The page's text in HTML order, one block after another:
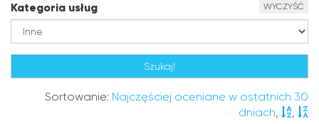
Kategoria usług WYCZYŚĆ
Sortowanie: Najczęściej oceniane w ostatnich 30
dniach, ,